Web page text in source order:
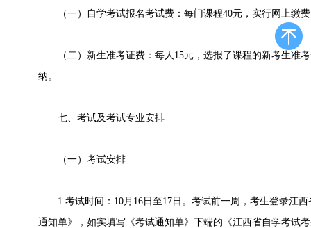
（一）自学考试报名考试费：每门课程40元，实行网上缴
（二）新生准考证费：每人15元，选报了课程的新考生准考
纳。
七、考试及考试专业安排
（一）考试安排
1.考试时间：10月16日至17日。考试前一周，考生登录江西
通知单》，如实填写《考试通知单》下端的《江西省自学考试